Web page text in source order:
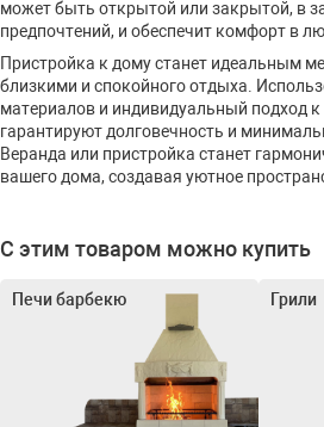
может быть открытой или закрытой, в
предпочтений, и обеспечит комфорт в
Пристройка к дому станет идеальным
близкими и спокойного отдыха.
материалов и индивидуальный подход
гарантируют долговечность и
Веранда или пристройка станет
вашего дома, создавая уютное
С этим товаром можно купить
Печи барбекю Грили